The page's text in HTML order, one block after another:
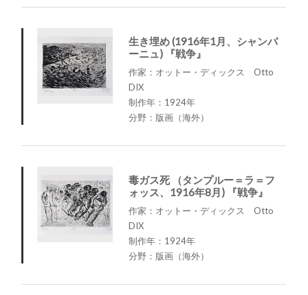
生き埋め (1916年1月、シャンパ
ーニュ) 『戦争』
作家：オットー・ディックス Otto
DIX
制作年：1924年
分野：版画（海外）
毒ガス死 （タンプルー＝ラ＝フ
ォッス、1916年8月) 『戦争』
作家：オットー・ディックス Otto
DIX
制作年：1924年
分野：版画（海外）